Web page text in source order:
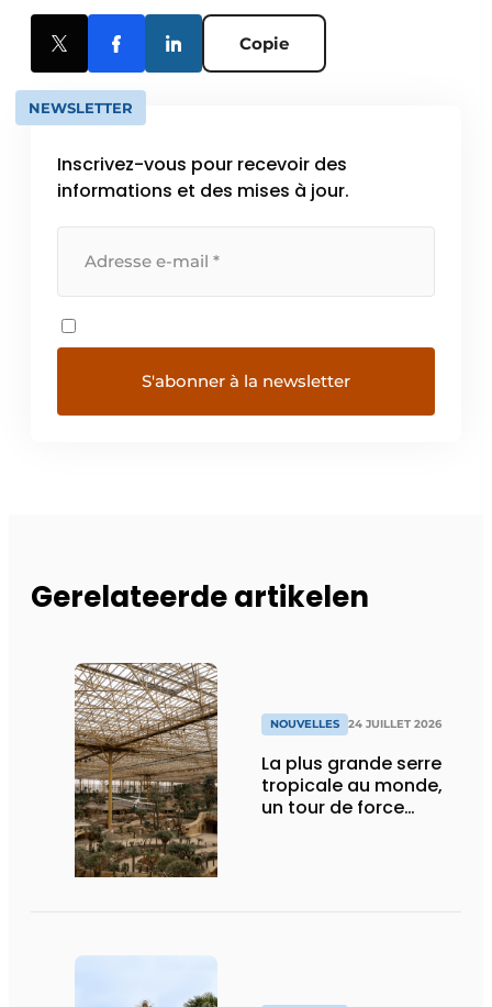
Copie
NEWSLETTER
Inscrivez-vous pour recevoir des
informations et des mises à jour.
Gerelateerde artikelen
NOUVELLES 24 JUILLET 2026
La plus grande serre
tropicale au monde,
un tour de force